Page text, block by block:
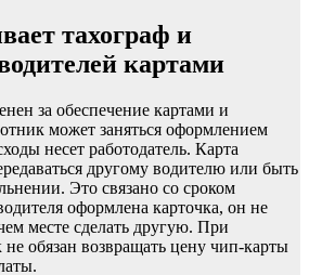
тахограф и
картами
за обеспечение картами и
может заняться оформлением
несет работодатель. Карта
другому водителю или быть
Это связано со сроком
оформлена карточка, он не
месте сделать другую. При
обязан возвращать цену чип-карты